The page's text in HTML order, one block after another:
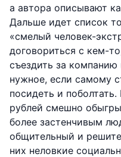
а автора описывают
Дальше идет список
«смелый человек-
договориться с кем-
съездить за компанию
нужное, если самому
посидеть и
рублей смешно
более застенчивым
общительный и
них неловкие